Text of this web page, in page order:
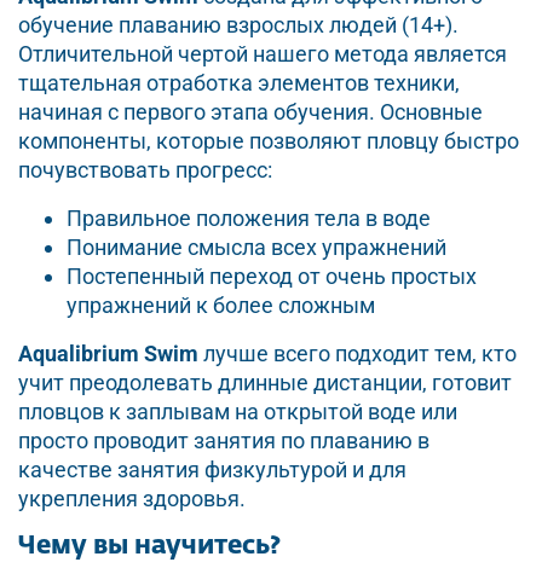
обучение плаванию взрослых людей (14+).
Отличительной чертой нашего метода является
тщательная отработка элементов техники,
начиная с первого этапа обучения. Основные
компоненты, которые позволяют пловцу быстро
почувствовать прогресс:
Правильное положения тела в воде
Понимание смысла всех упражнений
Постепенный переход от очень простых
упражнений к более сложным
Aqualibrium Swim лучше всего подходит тем, кто
учит преодолевать длинные дистанции, готовит
пловцов к заплывам на открытой воде или
просто проводит занятия по плаванию в
качестве занятия физкультурой и для
укрепления здоровья.
Чему вы научитесь?